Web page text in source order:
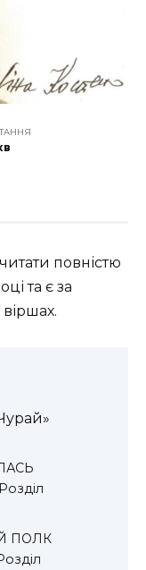
повністю
та є за
ПОЛК